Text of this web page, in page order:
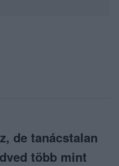
de tanácstalan
több mint